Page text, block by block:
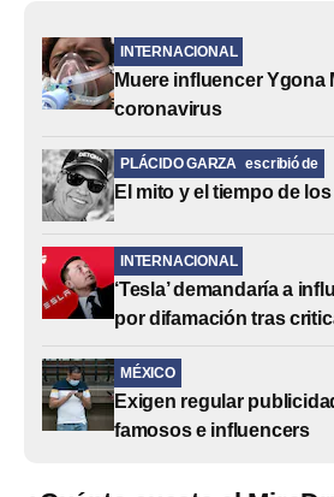
INTERNACIONAL
Muere influencer Ygona
coronavirus
PLÁCIDO GARZA escribió de
El mito y el tiempo de
INTERNACIONAL
‘Tesla’ demandaría a
por difamación tras
MÉXICO
Exigen regular
famosos e influencers